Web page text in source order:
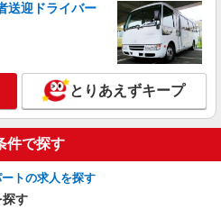
円 ◆初任者研修：時給
護福祉士：時給1,600円〜 ※経験者
※給与幅は経験・能力による ★週払
津市 【最寄駅】JR東海道本線「片
など、お好きな勤務地をお選び下さ
詳細を見る
定派遣
メディカルケア事業部/三島オフィ
／資格あり or 経験者
送迎ドライバー
とりあえずキープ
件で探す
トの求人を探す
探す